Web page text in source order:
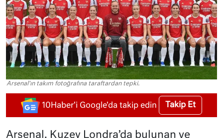
Arsenal'ın takım fotoğrafına taraftardan tepki.
10Haber'i Google'da takip edin Takip Et
Arsenal, Kuzey Londra’da bulunan ve